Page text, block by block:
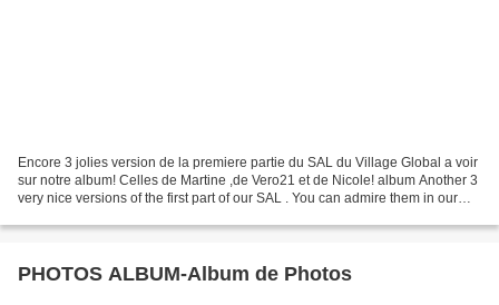
Encore 3 jolies version de la premiere partie du SAL du Village Global a voir
sur notre album! Celles de Martine ,de Vero21 et de Nicole! album Another 3
very nice versions of the first part of our SAL . You can admire them in our
PHOTOS ALBUM-Album de Photos